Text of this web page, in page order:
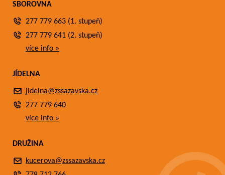
SBOROVNA
277 779 663 (1. stupeň)
277 779 641 (2. stupeň)
více info »
JÍDELNA
jidelna@zssazavska.cz
277 779 640
více info »
DRUŽINA
kucerova@zssazavska.cz